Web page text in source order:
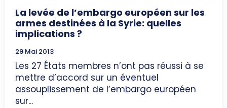
La levée de l’embargo européen sur les
armes destinées à la Syrie: quelles
implications ?
29 Mai 2013
Les 27 États membres n’ont pas réussi à se
mettre d’accord sur un éventuel
assouplissement de l’embargo européen
sur...